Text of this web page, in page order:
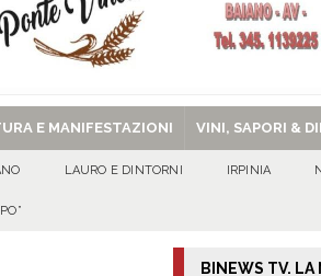
E MANIFESTAZIONI VINI, SAPORI &
LAURO E DINTORNI IRPINIA
BINEWS TV.